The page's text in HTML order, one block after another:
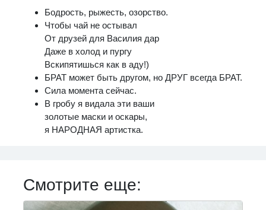
Бодрость, рыжесть, озорство.
Чтобы чай не остывал
От друзей для Василия дар
Даже в холод и пургу
Вскипятишься как в аду!)
БРАТ может быть другом, но ДРУГ всегда БРАТ.
Сила момента сейчас.
В гробу я видала эти ваши
золотые маски и оскары,
я НАРОДНАЯ артистка.
Смотрите еще: